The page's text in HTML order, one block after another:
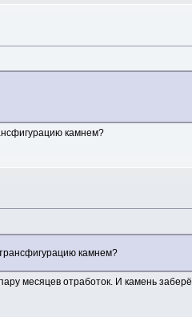
камнем?
камнем?
месяцев отработок. И камень